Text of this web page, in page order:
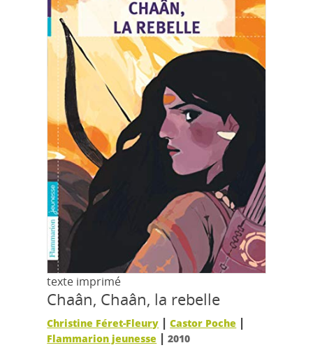
texte imprimé
Chaân, Chaân, la rebelle
Christine Féret-Fleury |Castor Poche |
Flammarion jeunesse |2010